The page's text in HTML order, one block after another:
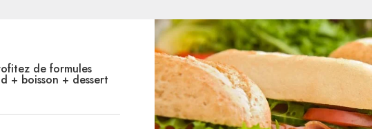
de formules
+ boisson + dessert